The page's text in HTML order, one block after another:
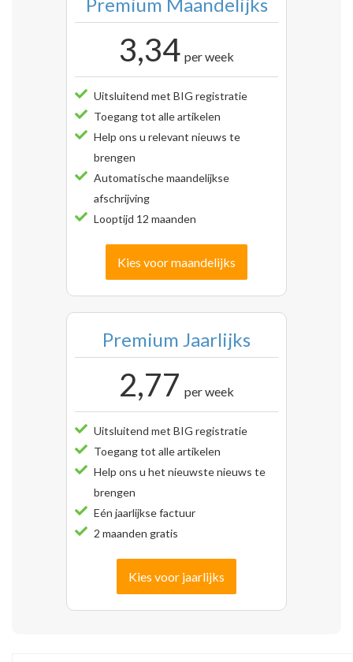
3,34 per week
Uitsluitend met BIG registratie
Toegang tot alle artikelen
Help ons u relevant nieuws te
brengen
Automatische maandelijkse
afschrijving
Looptijd 12 maanden
Kies voor maandelijks
Premium Jaarlijks
2,77 per week
Uitsluitend met BIG registratie
Toegang tot alle artikelen
Help ons u het nieuwste nieuws te
brengen
Eén jaarlijkse factuur
2 maanden gratis
Kies voor jaarlijks